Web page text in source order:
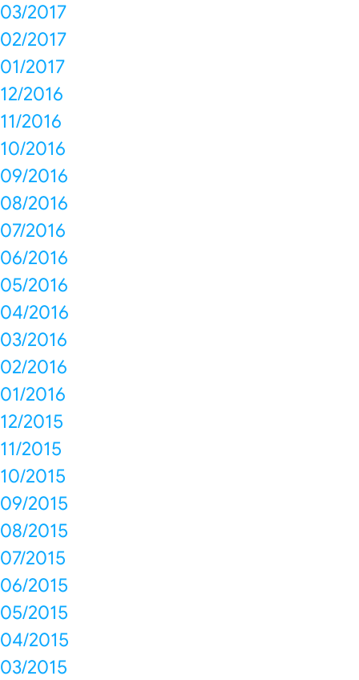
03/2017
02/2017
01/2017
12/2016
11/2016
10/2016
09/2016
08/2016
07/2016
06/2016
05/2016
04/2016
03/2016
02/2016
01/2016
12/2015
11/2015
10/2015
09/2015
08/2015
07/2015
06/2015
05/2015
04/2015
03/2015